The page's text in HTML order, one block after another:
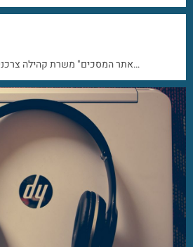
"אתר המסכים" משרת קהילה צרכנית הצורכת שירותי תיקונים…